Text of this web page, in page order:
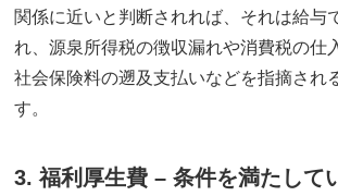
関係に近いと判断されれば、それは給与
れ、源泉所得税の徴収漏れや消費税の仕
社会保険料の遡及支払いなどを指摘され
す。
3. 福利厚生費 – 条件を満たして